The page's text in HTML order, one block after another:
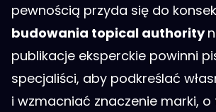
pewnością przyda się do
budowania topical authority
publikacje eksperckie powinni
specjaliści, aby podkreślać
i wzmacniać znaczenie marki, o